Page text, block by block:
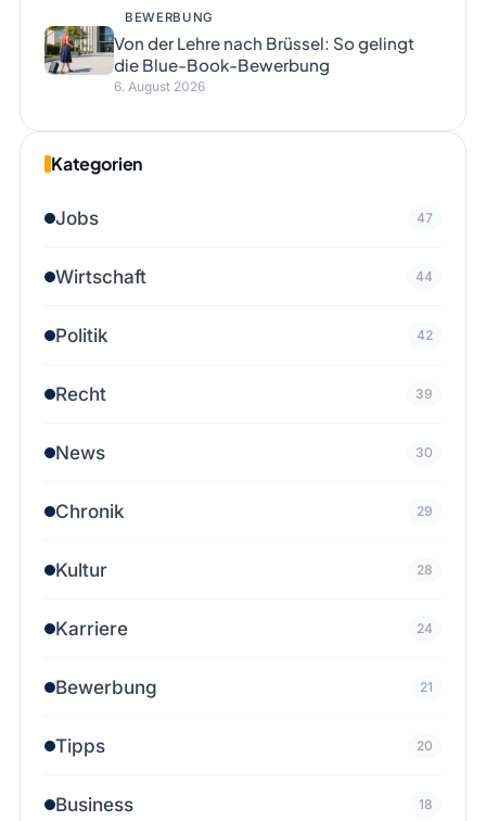
BEWERBUNG
Von der Lehre nach Brüssel: So gelingt
die Blue-Book-Bewerbung
6. August 2026
Kategorien
Jobs 47
Wirtschaft 44
Politik 42
Recht 39
News 30
Chronik 29
Kultur 28
Karriere 24
Bewerbung 21
Tipps 20
Business 18